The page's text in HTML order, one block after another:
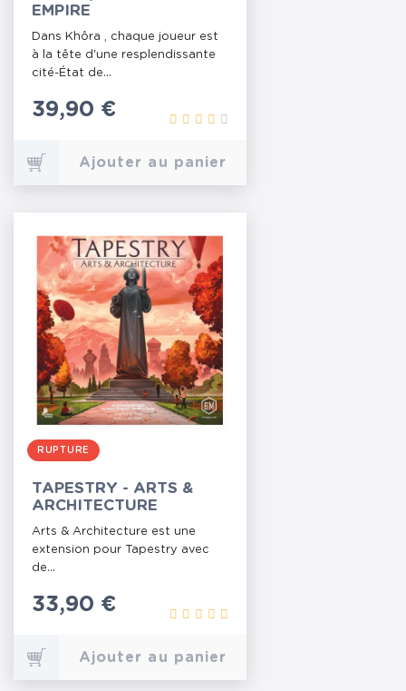
EMPIRE
Dans Khôra , chaque joueur est
à la tête d'une resplendissante
cité-État de...
Prix
39,90 €
Ajouter au panier
RUPTURE
TAPESTRY - ARTS &
ARCHITECTURE
Arts & Architecture est une
extension pour Tapestry avec
de...
Prix
33,90 €
Ajouter au panier